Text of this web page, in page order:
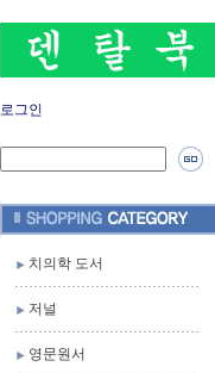
로그인
치의학 도서
저널
영문원서